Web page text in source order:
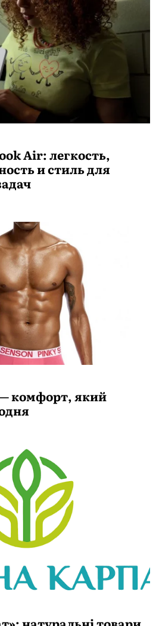
Air: легкость,
и стиль для
— комфорт, який